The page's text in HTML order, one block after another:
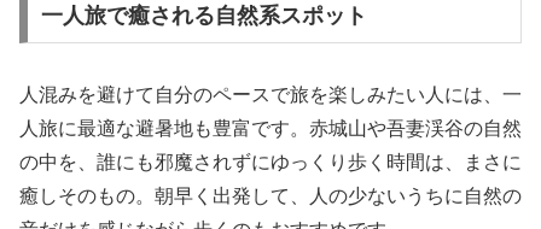
一人旅で癒される自然系スポット
人混みを避けて自分のペースで旅を楽しみたい人には、一
人旅に最適な避暑地も豊富です。赤城山や吾妻渓谷の自然
の中を、誰にも邪魔されずにゆっくり歩く時間は、まさに
癒しそのもの。朝早く出発して、人の少ないうちに自然の